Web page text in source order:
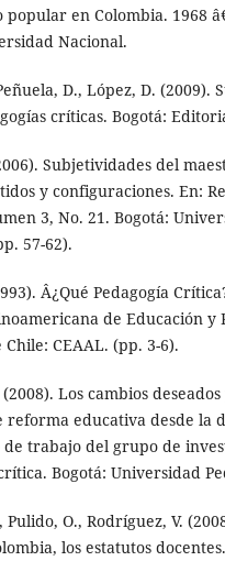
en Colombia. 1968
Nacional.
D., López, D. (2009).
críticas. Bogotá:
Subjetividades del
y configuraciones. En:
3, No. 21. Bogotá:
57-62).
Â¿Qué Pedagogía
de Educación y
Chile: CEAAL. (pp. 3-6).
Los cambios
reforma educativa desde la
de trabajo del grupo de
Bogotá: Universidad
Pulido, O., Rodríguez, V.
los estatutos